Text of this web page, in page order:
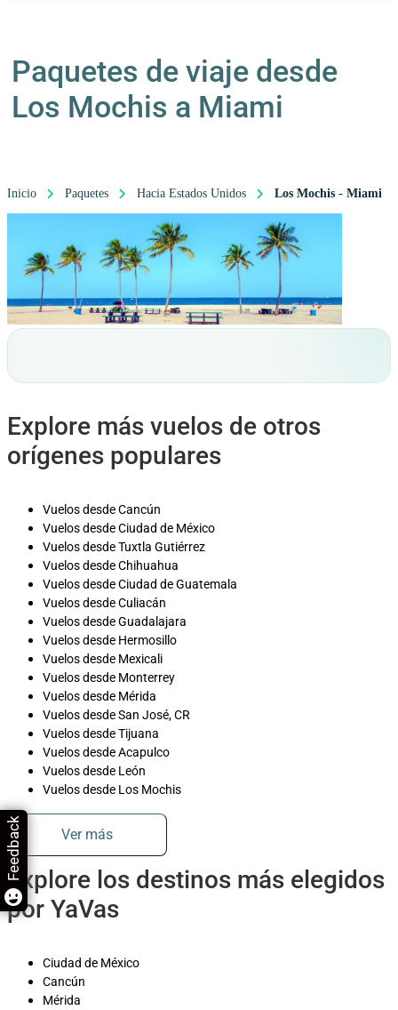
Paquetes de viaje desde
Los Mochis a Miami
Inicio Paquetes Hacia Estados Unidos Los Mochis - Miami
Explore más vuelos de otros
orígenes populares
Vuelos desde Cancún
Vuelos desde Ciudad de México
Vuelos desde Tuxtla Gutiérrez
Vuelos desde Chihuahua
Vuelos desde Ciudad de Guatemala
Vuelos desde Culiacán
Vuelos desde Guadalajara
Vuelos desde Hermosillo
Vuelos desde Mexicali
Vuelos desde Monterrey
Vuelos desde Mérida
Vuelos desde San José, CR
Vuelos desde Tijuana
Vuelos desde Acapulco
Vuelos desde León
Vuelos desde Los Mochis
Ver más
Explore los destinos más elegidos
por YaVas
Ciudad de México
Cancún
Mérida
Feedback